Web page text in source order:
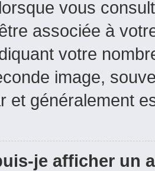
vous
associée à
votre
image,
et généralement
je afficher un